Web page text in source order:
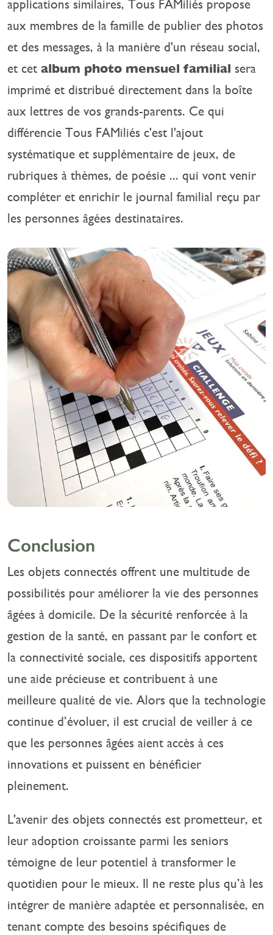
applications similaires, Tous FAMiliés propose
aux membres de la famille de publier des photos
et des messages, à la manière d'un réseau social,
et cet album photo mensuel familial sera
imprimé et distribué directement dans la boîte
aux lettres de vos grands-parents. Ce qui
différencie Tous FAMiliés c'est l'ajout
systématique et supplémentaire de jeux, de
rubriques à thèmes, de poésie ... qui vont venir
compléter et enrichir le journal familial reçu par
les personnes âgées destinataires.
Conclusion
Les objets connectés offrent une multitude de
possibilités pour améliorer la vie des personnes
âgées à domicile. De la sécurité renforcée à la
gestion de la santé, en passant par le confort et
la connectivité sociale, ces dispositifs apportent
une aide précieuse et contribuent à une
meilleure qualité de vie. Alors que la technologie
continue d’évoluer, il est crucial de veiller à ce
que les personnes âgées aient accès à ces
innovations et puissent en bénéficier
pleinement.
L'avenir des objets connectés est prometteur, et
leur adoption croissante parmi les seniors
témoigne de leur potentiel à transformer le
quotidien pour le mieux. Il ne reste plus qu’à les
intégrer de manière adaptée et personnalisée, en
tenant compte des besoins spécifiques de